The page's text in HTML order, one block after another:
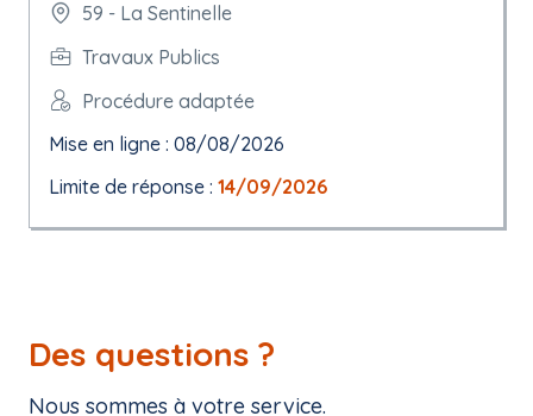
59 - La Sentinelle
Travaux Publics
Procédure adaptée
Mise en ligne : 08/08/2026
Limite de réponse : 14/09/2026
Des questions ?
Nous sommes à votre service.